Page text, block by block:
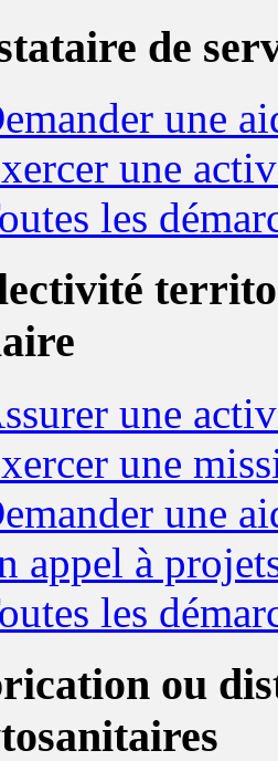
de
une
une
les
une
une
une
appel à
les
ou